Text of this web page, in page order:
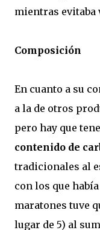
mientras evitaba
Composición
En cuanto a su
a la de otros
pero hay que
contenido de
tradicionales al
con los que
maratones tuve
lugar de 5) al